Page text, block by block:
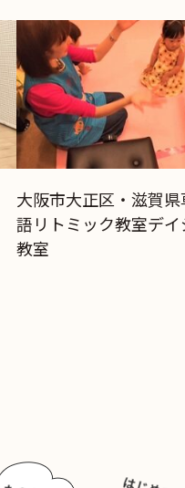
大阪市大正区・滋賀
語リトミック教室デ
教室